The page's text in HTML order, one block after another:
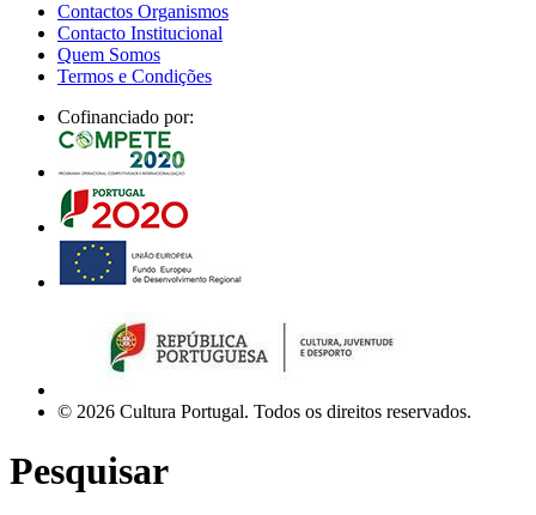
Contactos Organismos
Contacto Institucional
Quem Somos
Termos e Condições
Cofinanciado por:
© 2026 Cultura Portugal. Todos os direitos reservados.
Pesquisar